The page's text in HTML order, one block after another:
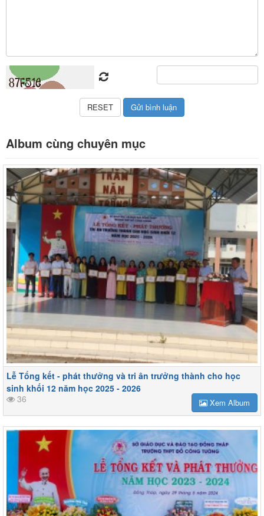
Album cùng chuyên mục
Lễ Tổng kết - phát thưởng và tri ân trưởng thành cho học
sinh khối 12 năm học 2025 - 2026
36
Xem Album